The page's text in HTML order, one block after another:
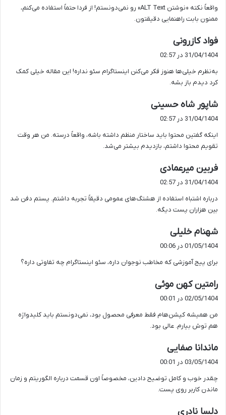
:
واقعاً نکته «نوشتن ALT Text» رو نمی‌دونستم! از فردا حتماً استفاده می‌کنم،
ممنون بابت راهنمایی دقیقتون.
فواد کازرونی
ف
:
31/04/1404 در 02:57
به‌نظرم خیلی‌ها هنوز فکر می‌کنن اینستاگرام سئو نداره! این مقاله خیلی کمک
کرد دیدم باز بشه.
شاپور شاه حسینی
:
31/04/1404 در 02:57
اینکه گفتین محتوا باید ساختار منظم داشته باشه، واقعاً درسته. من هر وقت
تقویم محتوا داشتم، بازدیدم بیشتر می‌شد.
فربین میرعمادی
:
31/04/1404 در 02:57
درباره اشتباه استفاده از هشتگ‌های عمومی دقیقاً تجربه داشتم. پستم دفن شد
بین هزاران پست دیگه.
شهنام خلیلی
ف
:
01/05/1404 در 00:06
برای پیج آموزشی که مخاطب نوجوان داره، سئو اینستاگرام چه تفاوتی داره؟
رامتین کهن موئی
:
02/05/1404 در 00:01
من همیشه کپشن‌هام فقط معرفی محصول بود، نمی‌دونستم باید کلیدواژه
هم توش بیارم. عالی بود.
ماندانا صفایی
ف
:
03/05/1404 در 00:01
چقدر خوب و کامل توضیح دادین، مخصوصاً اون قسمت درباره الگوریتم و زمان
ماندن کاربر روی پست.
دلسا نادری